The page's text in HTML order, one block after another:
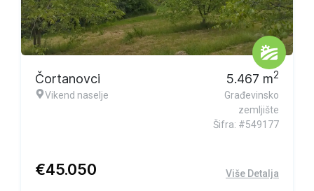
Čortanovci
Vikend naselje
5.467 m2
Građevinsko
zemljište
Šifra: #549177
€45.050 Više Detalja